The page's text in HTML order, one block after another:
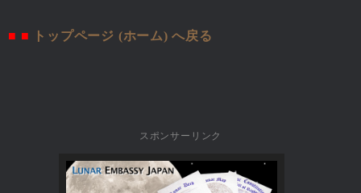
■ ■ トップページ (ホーム) へ戻る
スポンサーリンク